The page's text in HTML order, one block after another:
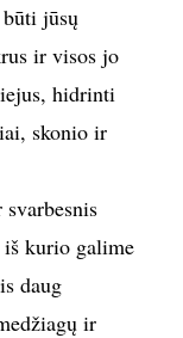
jūsų
ir visos jo
hidrinti
skonio ir
iš kurio galime
daug
ir